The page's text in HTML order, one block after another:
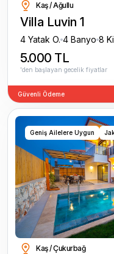
Kaş / Ağullu
Villa Luvin 1
4 Yatak O. 4 Banyo 8
5.000 TL
'den başlayan gecelik fiyatlar
Güvenli Ödeme
Geniş Ailelere Uygun
Kaş / Çukurbağ